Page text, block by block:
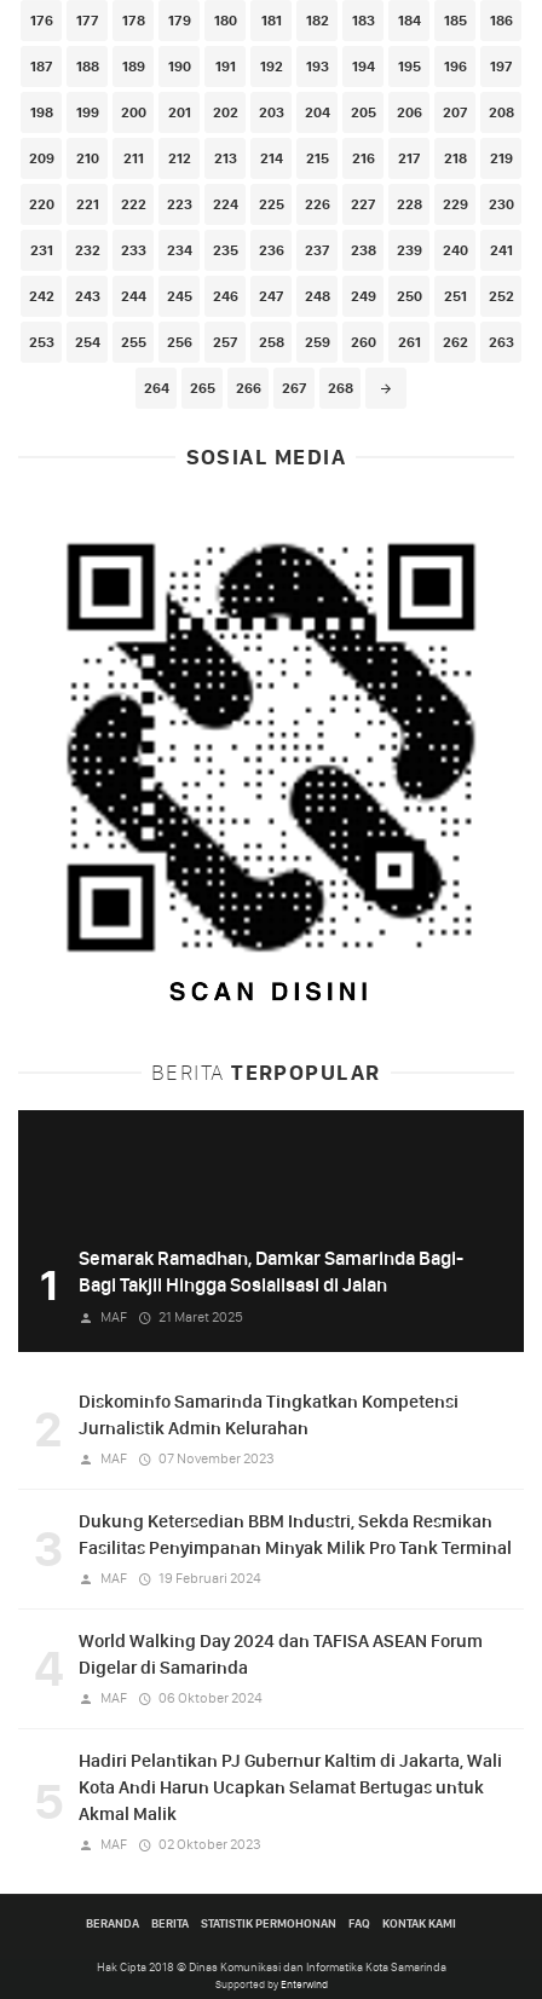
176 177 178 179 180 181 182 183 184 185 186
187 188 189 190 191 192 193 194 195 196 197
198 199 200 201 202 203 204 205 206 207 208
209 210 211 212 213 214 215 216 217 218 219
220 221 222 223 224 225 226 227 228 229 230
231 232 233 234 235 236 237 238 239 240 241
242 243 244 245 246 247 248 249 250 251 252
253 254 255 256 257 258 259 260 261 262 263
264 265 266 267 268
SOSIAL MEDIA
BERITA TERPOPULAR
1
Semarak Ramadhan, Damkar Samarinda Bagi-
Bagi Takjil Hingga Sosialisasi di Jalan
MAF 21 Maret 2025
2
Diskominfo Samarinda Tingkatkan Kompetensi
Jurnalistik Admin Kelurahan
MAF 07 November 2023
3
Dukung Ketersedian BBM Industri, Sekda Resmikan
Fasilitas Penyimpanan Minyak Milik Pro Tank Terminal
MAF 19 Februari 2024
4
World Walking Day 2024 dan TAFISA ASEAN Forum
Digelar di Samarinda
MAF 06 Oktober 2024
5
Hadiri Pelantikan PJ Gubernur Kaltim di Jakarta, Wali
Kota Andi Harun Ucapkan Selamat Bertugas untuk
Akmal Malik
MAF 02 Oktober 2023
BERANDA BERITA STATISTIK PERMOHONAN FAQ KONTAK KAMI
Hak Cipta 2018 © Dinas Komunikasi dan Informatika Kota Samarinda
Supported by Enterwind